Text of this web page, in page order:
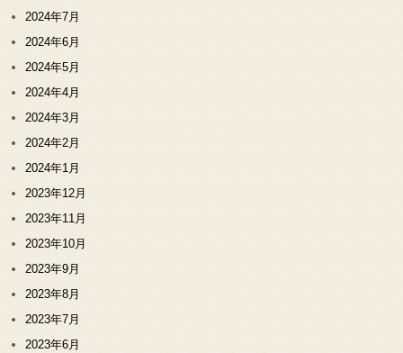
2024年7月
2024年6月
2024年5月
2024年4月
2024年3月
2024年2月
2024年1月
2023年12月
2023年11月
2023年10月
2023年9月
2023年8月
2023年7月
2023年6月